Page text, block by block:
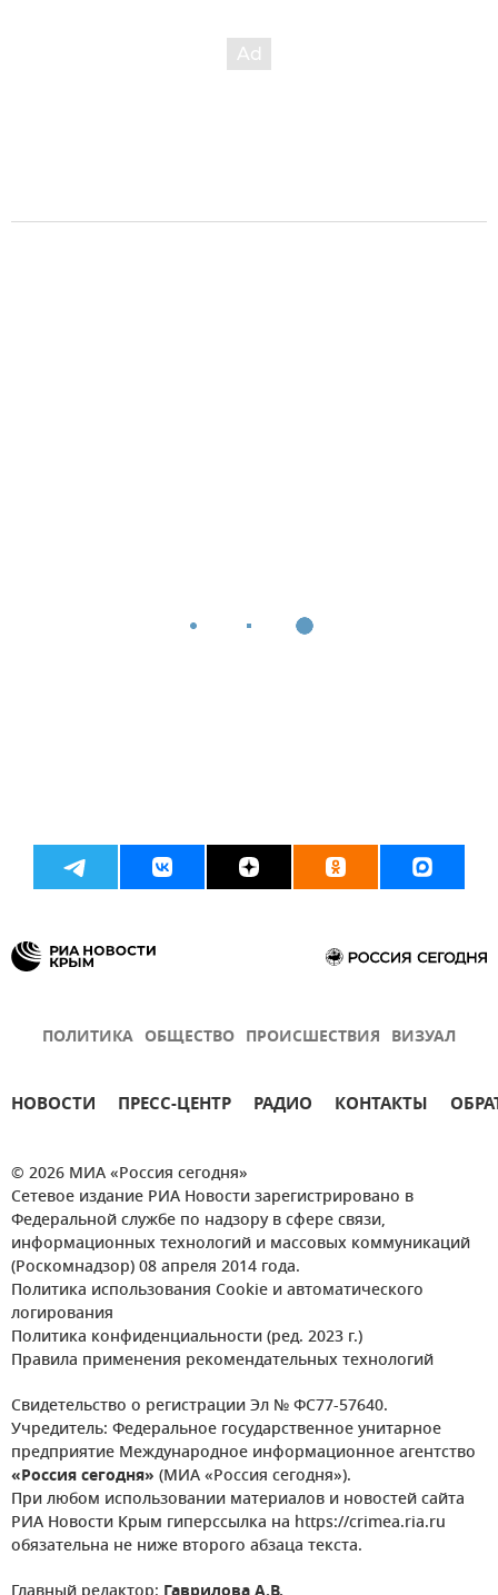
ПОЛИТИКА ОБЩЕСТВО ПРОИСШЕСТВИЯ ВИЗУАЛ
НОВОСТИ ПРЕСС-ЦЕНТР РАДИО КОНТАКТЫ
© 2026 МИА «Россия сегодня»
Сетевое издание РИА Новости зарегистрировано в
Федеральной службе по надзору в сфере связи,
информационных технологий и массовых коммуникаций
(Роскомнадзор) 08 апреля 2014 года.
Политика использования Cookie и автоматического
логирования
Политика конфиденциальности (ред. 2023 г.)
Правила применения рекомендательных технологий
Свидетельство о регистрации Эл № ФС77-57640.
Учредитель: Федеральное государственное унитарное
предприятие Международное информационное агентство
«Россия сегодня» (МИА «Россия сегодня»).
При любом использовании материалов и новостей сайта
РИА Новости Крым гиперссылка на https://crimea.ria.ru
обязательна не ниже второго абзаца текста.